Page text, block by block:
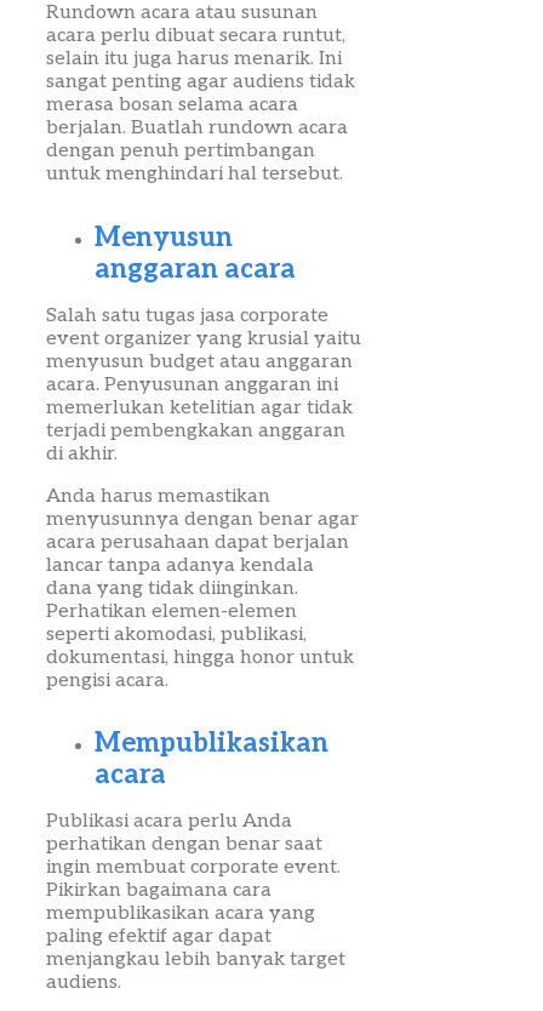
Rundown acara atau susunan
acara perlu dibuat secara runtut,
selain itu juga harus menarik. Ini
sangat penting agar audiens tidak
merasa bosan selama acara
berjalan. Buatlah rundown acara
dengan penuh pertimbangan
untuk menghindari hal tersebut.
Menyusun
anggaran acara
Salah satu tugas jasa corporate
event organizer yang krusial yaitu
menyusun budget atau anggaran
acara. Penyusunan anggaran ini
memerlukan ketelitian agar tidak
terjadi pembengkakan anggaran
di akhir.
Anda harus memastikan
menyusunnya dengan benar agar
acara perusahaan dapat berjalan
lancar tanpa adanya kendala
dana yang tidak diinginkan.
Perhatikan elemen-elemen
seperti akomodasi, publikasi,
dokumentasi, hingga honor untuk
pengisi acara.
Mempublikasikan
acara
Publikasi acara perlu Anda
perhatikan dengan benar saat
ingin membuat corporate event.
Pikirkan bagaimana cara
mempublikasikan acara yang
paling efektif agar dapat
menjangkau lebih banyak target
audiens.